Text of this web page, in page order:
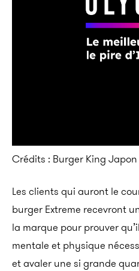
Crédits : Burger King Japon
Les clients qui auront le
burger Extreme recevront
la marque pour prouver
mentale et physique
et avaler une si grande